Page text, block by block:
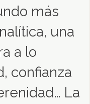
más
una
a lo
confianza
La